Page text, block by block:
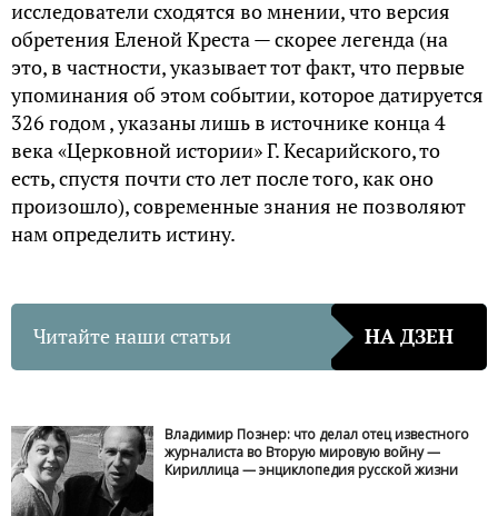
исследователи сходятся во мнении, что версия
обретения Еленой Креста — скорее легенда (на
это, в частности, указывает тот факт, что первые
упоминания об этом событии, которое датируется
326 годом , указаны лишь в источнике конца 4
века «Церковной истории» Г. Кесарийского, то
есть, спустя почти сто лет после того, как оно
произошло), современные знания не позволяют
нам определить истину.
Читайте наши статьи НА ДЗЕН
Владимир Познер: что делал отец известного
журналиста во Вторую мировую войну —
Кириллица — энциклопедия русской жизни